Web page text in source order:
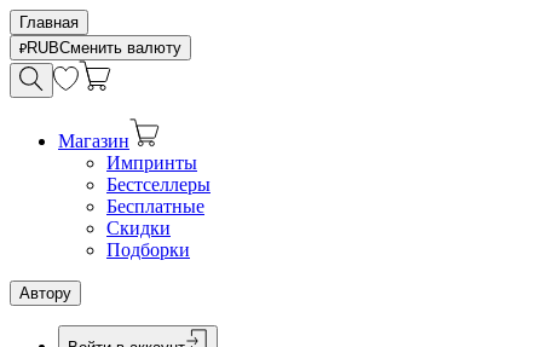
Главная
RUBСменить валюту
Магазин
Импринты
Бестселлеры
Бесплатные
Скидки
Подборки
Автору